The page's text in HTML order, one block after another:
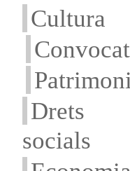
Cultura
Drets
socials